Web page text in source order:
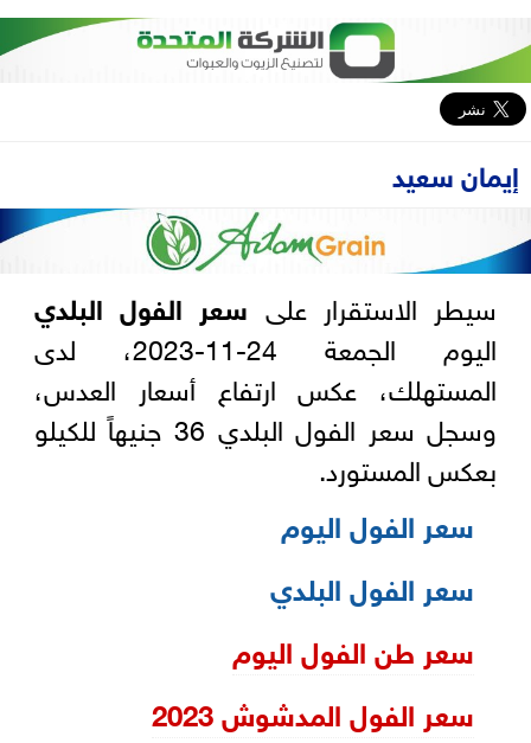
إيمان سعيد
سيطر الاستقرار على سعر الفول البلدي
اليوم الجمعة 24-11-2023، لدى
المستهلك، عكس ارتفاع أسعار العدس،
وسجل سعر الفول البلدي 36 جنيهاً للكيلو
بعكس المستورد.
سعر الفول اليوم
سعر الفول البلدي
سعر طن الفول اليوم
سعر الفول المدشوش 2023